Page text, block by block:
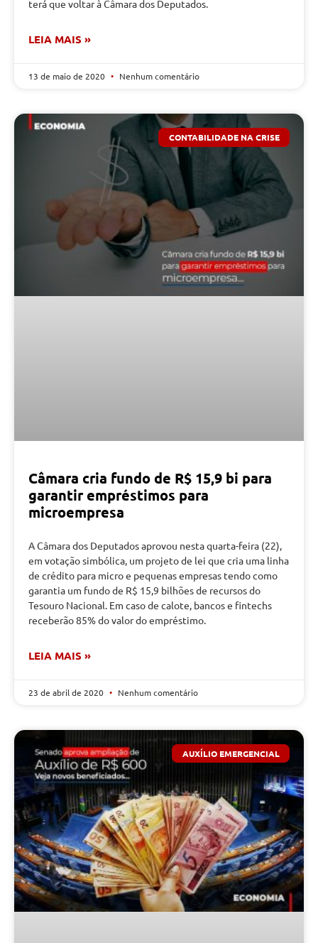
terá que voltar à Câmara dos Deputados.
LEIA MAIS »
13 de maio de 2020 Nenhum comentário
CONTABILIDADE NA CRISE
Câmara cria fundo de R$ 15,9 bi para
garantir empréstimos para
microempresa
A Câmara dos Deputados aprovou nesta quarta-feira (22),
em votação simbólica, um projeto de lei que cria uma linha
de crédito para micro e pequenas empresas tendo como
garantia um fundo de R$ 15,9 bilhões de recursos do
Tesouro Nacional. Em caso de calote, bancos e fintechs
receberão 85% do valor do empréstimo.
LEIA MAIS »
23 de abril de 2020 Nenhum comentário
AUXÍLIO EMERGENCIAL